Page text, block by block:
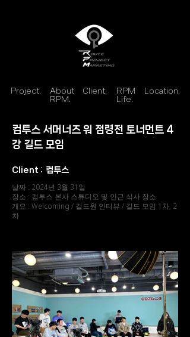
Project.
About
RPM.
Client.
RPM
Life.
Location.
컴투스 서머너즈 워 점령전 토너먼트 4
강 길드 모임
Client : 컴투스
날짜 : 2024년 3월 31일
장소 : 컴투스 본사 스튜디오 및 인근 식사 장소
개요 : Welcoming / 길드원 인터뷰 / 길드 모임 1차, 2
차